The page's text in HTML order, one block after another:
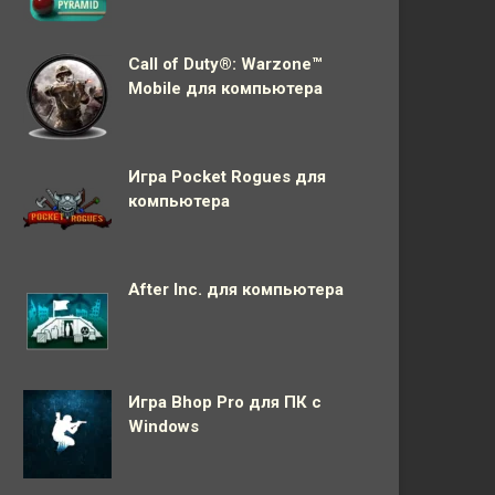
Call of Duty®: Warzone™
Mobile для компьютера
Игра Pocket Rogues для
компьютера
After Inc. для компьютера
Игра Bhop Pro для ПК с
Windows